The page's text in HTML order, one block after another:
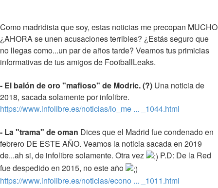
Como madridista que soy, estas noticias me precopan MUCHO
¿AHORA se unen acusaciones terribles? ¿Estás seguro que
no llegas como...un par de años tarde? Veamos tus primicias
informativas de tus amigos de FootballLeaks.
- El balón de oro "mafioso" de Modric. (?) Una noticia de
2018, sacada solamente por infolibre.
https://www.infolibre.es/noticias/lo_me ... _1044.html
- La "trama" de oman Dices que el Madrid fue condenado en
febrero DE ESTE AÑO. Veamos la noticia sacada en 2019
de...ah si, de infolibre solamente. Otra vez
P.D: De la Red
fue despedido en 2015, no este año
https://www.infolibre.es/noticias/econo ... _1011.html